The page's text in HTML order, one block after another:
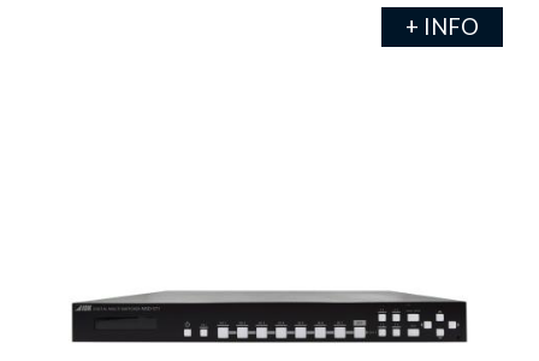
+ INFO